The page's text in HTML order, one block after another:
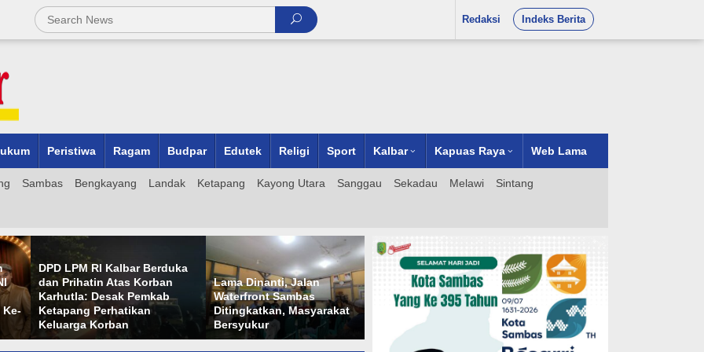
Redaksi Indeks Berita
Peristiwa Ragam Budpar Edutek Religi Sport Kalbar Kapuas Raya Web Lama
Sambas Bengkayang Landak Ketapang Kayong Utara Sanggau Sekadau Melawi Sintang
DPD LPM RI Kalbar Berduka
dan Prihatin Atas Korban
Karhutla: Desak Pemkab
Ketapang Perhatikan
Keluarga Korban
Lama Dinanti, Jalan
Waterfront Sambas
Ditingkatkan, Masyarakat
Bersyukur